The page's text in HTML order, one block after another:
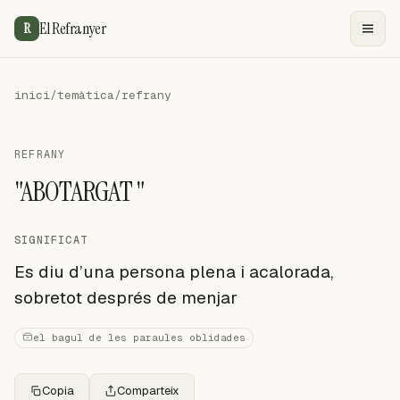
R El Refranyer
inici/temàtica/refrany
REFRANY
"ABOTARGAT "
SIGNIFICAT
Es diu d’una persona plena i acalorada,
sobretot després de menjar
el bagul de les paraules oblidades
Copia Comparteix